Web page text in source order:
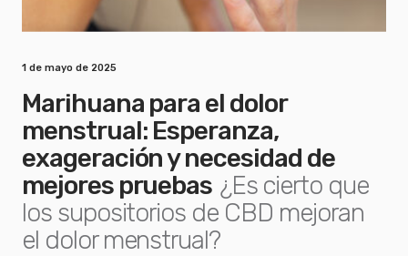
1 de mayo de 2025
Marihuana para el dolor
menstrual: Esperanza,
exageración y necesidad de
mejores pruebas ¿Es cierto que
los supositorios de CBD mejoran
el dolor menstrual?